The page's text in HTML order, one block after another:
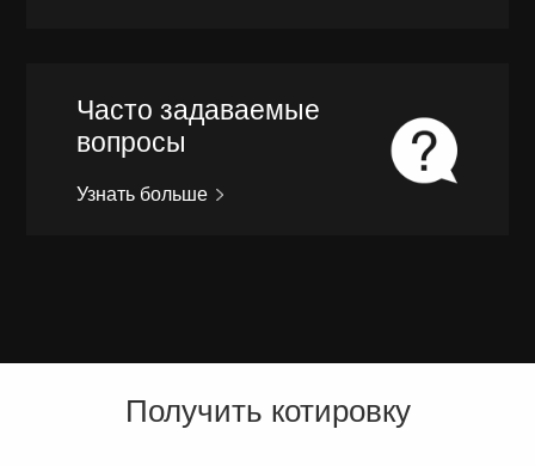
Часто задаваемые
вопросы
Узнать больше
Получить котировку